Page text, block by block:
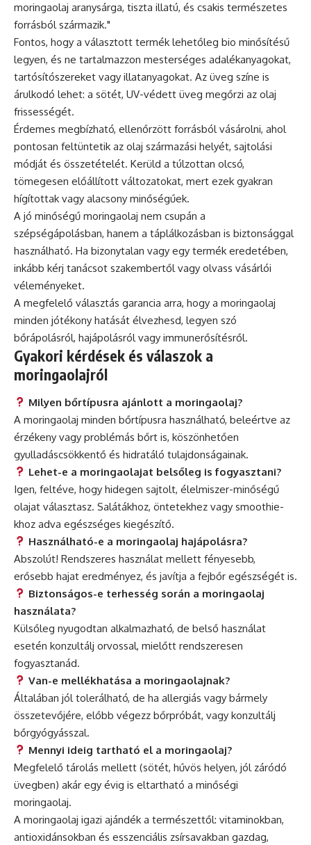
moringaolaj aranysárga, tiszta illatú, és csakis természetes
forrásból származik."
Fontos, hogy a választott termék lehetőleg bio minősítésű
legyen, és ne tartalmazzon mesterséges adalékanyagokat,
tartósítószereket vagy illatanyagokat. Az üveg színe is
árulkodó lehet: a sötét, UV-védett üveg megőrzi az olaj
frissességét.
Érdemes megbízható, ellenőrzött forrásból vásárolni, ahol
pontosan feltüntetik az olaj származási helyét, sajtolási
módját és összetételét. Kerüld a túlzottan olcsó,
tömegesen előállított változatokat, mert ezek gyakran
hígítottak vagy alacsony minőségűek.
A jó minőségű moringaolaj nem csupán a
szépségápolásban, hanem a táplálkozásban is biztonsággal
használható. Ha bizonytalan vagy egy termék eredetében,
inkább kérj tanácsot szakembertől vagy olvass vásárlói
véleményeket.
A megfelelő választás garancia arra, hogy a moringaolaj
minden jótékony hatását élvezhesd, legyen szó
bőrápolásról, hajápolásról vagy immunerősítésről.
Gyakori kérdések és válaszok a
moringaolajról
Milyen bőrtípusra ajánlott a moringaolaj?
A moringaolaj minden bőrtípusra használható, beleértve az
érzékeny vagy problémás bőrt is, köszönhetően
gyulladáscsökkentő és hidratáló tulajdonságainak.
Lehet-e a moringaolajat belsőleg is fogyasztani?
Igen, feltéve, hogy hidegen sajtolt, élelmiszer-minőségű
olajat választasz. Salátákhoz, öntetekhez vagy smoothie-
khoz adva egészséges kiegészítő.
Használható-e a moringaolaj hajápolásra?
Abszolút! Rendszeres használat mellett fényesebb,
erősebb hajat eredményez, és javítja a fejbőr egészségét is.
Biztonságos-e terhesség során a moringaolaj
használata?
Külsőleg nyugodtan alkalmazható, de belső használat
esetén konzultálj orvossal, mielőtt rendszeresen
fogyasztanád.
Van-e mellékhatása a moringaolajnak?
Általában jól tolerálható, de ha allergiás vagy bármely
összetevőjére, előbb végezz bőrpróbát, vagy konzultálj
bőrgyógyásszal.
Mennyi ideig tartható el a moringaolaj?
Megfelelő tárolás mellett (sötét, hűvös helyen, jól záródó
üvegben) akár egy évig is eltartható a minőségi
moringaolaj.
A moringaolaj igazi ajándék a természettől: vitaminokban,
antioxidánsokban és esszenciális zsírsavakban gazdag,